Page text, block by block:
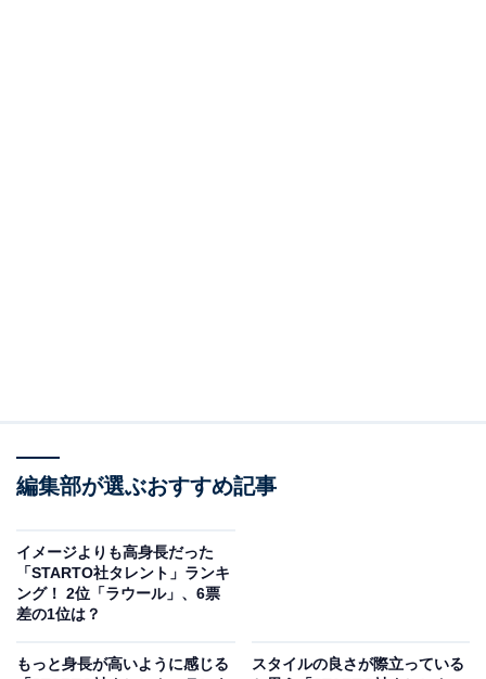
演。2026年4月公開の映画『SAKAMOTO DAYS』では主
「FENDI」や「BVLGARI」といった世界的ファッション
ブランドのアンバサダーにも起用されています。
外と大きかったんですね」（50代女性／青森県）、「顔
編集部が選ぶおすすめ記事
イメージよりも高身長だった
「STARTO社タレント」ランキ
ング！ 2位「ラウール」、6票
差の1位は？
もっと身長が高いように感じる
スタイルの良さが際立っている